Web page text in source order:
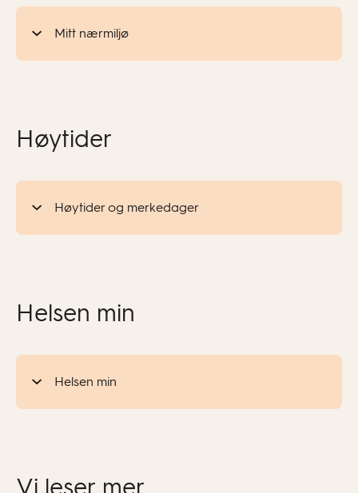
Mitt nærmiljø
Høytider
Høytider og merkedager
Helsen min
Helsen min
Vi leser mer